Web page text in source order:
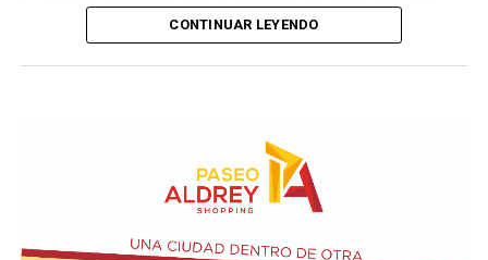
Culturales”, a cargo del grupo Cul Mardel, que se podrá
10 a 12 en la Biblioteca de Autores Marplatenses,
ubicada en el primer piso del edificio.
CONTINUAR LEYENDO